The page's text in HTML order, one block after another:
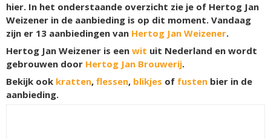
hier. In het onderstaande overzicht zie je of Hertog Jan
Weizener in de aanbieding is op dit moment. Vandaag
zijn er 13 aanbiedingen van Hertog Jan Weizener.
Hertog Jan Weizener is een wit uit Nederland en wordt
gebrouwen door Hertog Jan Brouwerij.
Bekijk ook kratten, flessen, blikjes of fusten bier in de
aanbieding.